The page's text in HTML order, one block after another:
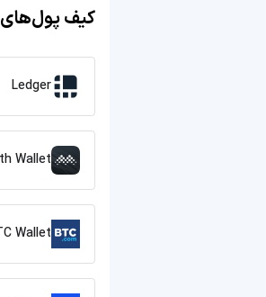
کیف پول‌های AmonD
Ledger
Wallet
Wallet